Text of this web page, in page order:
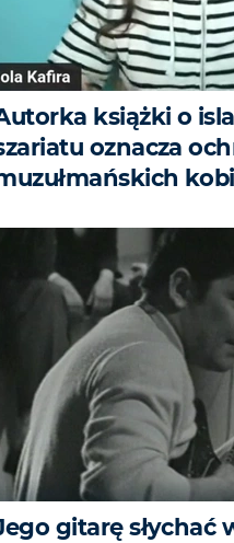
książki o
oznacza
gitarę słychać